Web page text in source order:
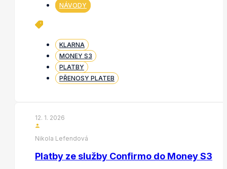
NÁVODY
KLARNA
MONEY S3
PLATBY
PŘENOSY PLATEB
12. 1. 2026
Nikola Lefendová
Platby ze služby Confirmo do Money S3